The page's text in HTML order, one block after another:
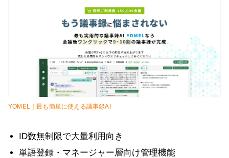
YOMEL｜最も簡単に使える議事録AI
ID数無制限で大量利用向き
単語登録・マネージャー層向け管理機能